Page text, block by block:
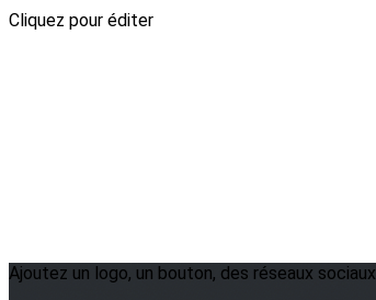
Cliquez pour éditer
Ajoutez un logo, un bouton, des réseaux sociaux